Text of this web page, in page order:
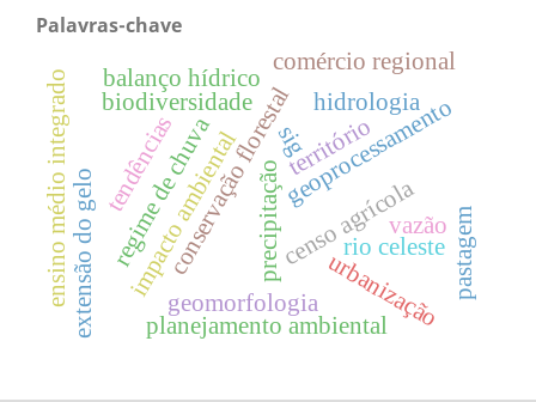
Palavras-chave
conservação florestal
impacto ambiental censo agrícola
biodiversidade
rio celeste
tendências precipitação vazão
balanço hídrico
geomorfologia
geoprocessamento
hidrologia
planejamento ambiental
regime de chuva
extensão do gelo
território
comércio regional
ensino médio integrado pastagem
urbanização
sig